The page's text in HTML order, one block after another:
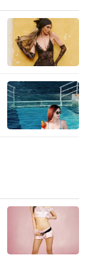
节目里嘴瓢
要命的是扫
送了出去，
在那，汗从额
人身上，你很
计，就是一种
秀最珍贵的就
一点破绽都不
节拼凑出一
商品。观众